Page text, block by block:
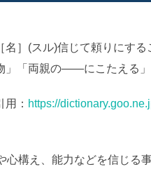
［名］(スル)信じて頼りにす
」「両親の――にこたえる
用： https://
心構え、能力などを信じる